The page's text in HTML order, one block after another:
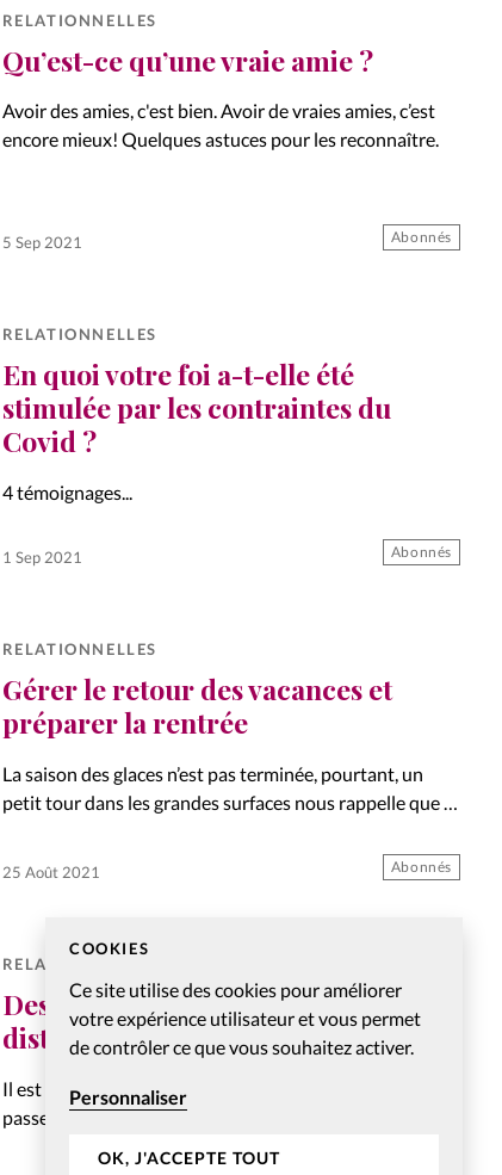
COOKIES
Ce site utilise des cookies pour améliorer
votre expérience utilisateur et vous permet
de contrôler ce que vous souhaitez activer.
Personnaliser
OK, J'ACCEPTE TOUT
RELATIONNELLES
Qu’est-ce qu’une vraie amie ?
Avoir des amies, c'est bien. Avoir de vraies amies, c’est
encore mieux! Quelques astuces pour les reconnaître.
5 Sep 2021 Abonnés
RELATIONNELLES
En quoi votre foi a-t-elle été
stimulée par les contraintes du
Covid ?
4 témoignages...
1 Sep 2021 Abonnés
RELATIONNELLES
Gérer le retour des vacances et
préparer la rentrée
La saison des glaces n’est pas terminée, pourtant, un
petit tour dans les grandes surfaces nous rappelle que la
25 Août 2021 Abonnés
RELATIONNELLES
Des relations à l’heure de la
distanciation physique
Il est possible de communiquer avec les autres sans
passer par Internet. Des doutes ? Voyez seulement.